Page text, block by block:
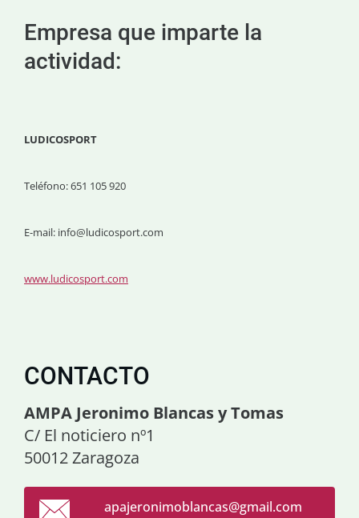
Empresa que imparte la
actividad:
LUDICOSPORT
Teléfono: 651 105 920
E-mail: info@ludicosport.com
www.ludicosport.com
CONTACTO
AMPA Jeronimo Blancas y Tomas
C/ El noticiero nº1
50012 Zaragoza
apajeronimoblancas@gmail.com